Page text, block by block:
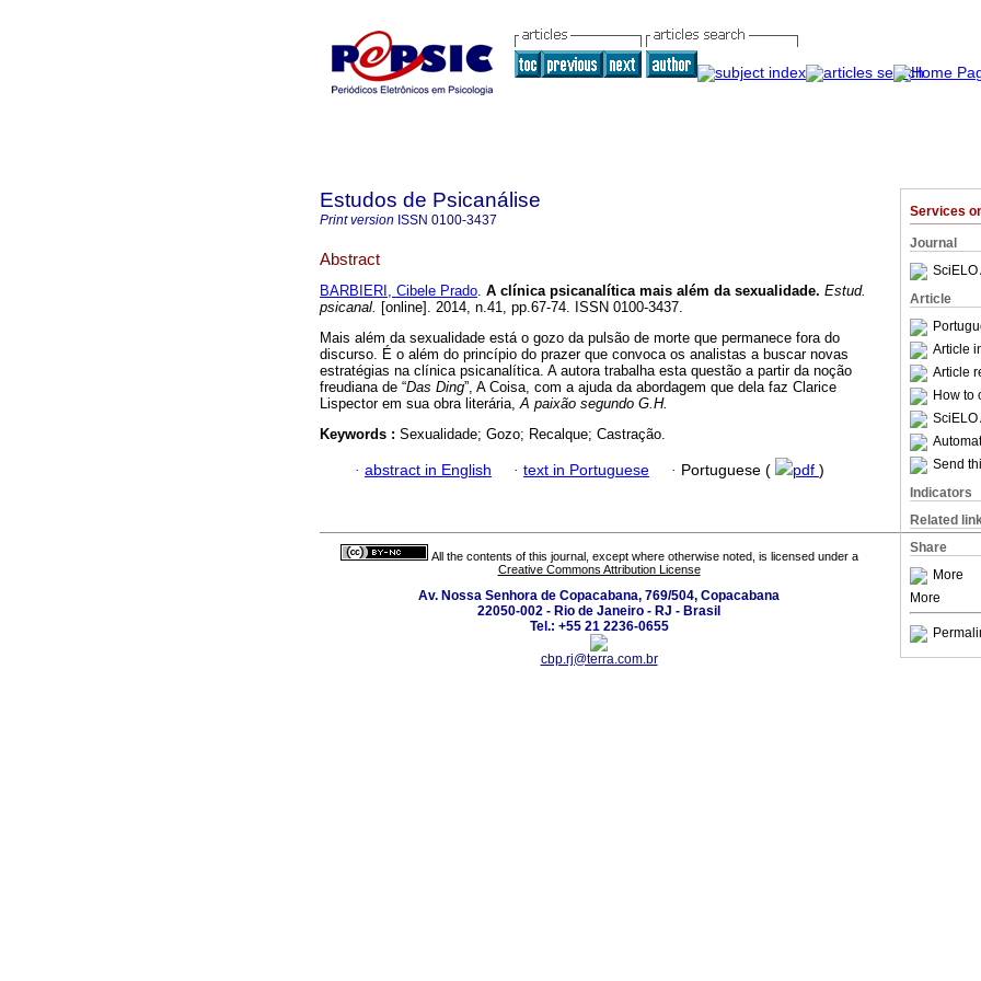
Services
Journal
SciELO
Article
Article
Article
How to
SciELO
Send
Indicators
Related
Share
More
More
Estudos de Psicanálise
Print version ISSN 0100-3437
Abstract
BARBIERI, Cibele Prado. A clínica psicanalítica mais além da sexualidade. Estud.
psicanal. [online]. 2014, n.41, pp.67-74. ISSN 0100-3437.
Mais além da sexualidade está o gozo da pulsão de morte que permanece fora do
discurso. É o além do princípio do prazer que convoca os analistas a buscar novas
estratégias na clínica psicanalítica. A autora trabalha esta questão a partir da noção
freudiana de “Das Ding”, A Coisa, com a ajuda da abordagem que dela faz Clarice
Lispector em sua obra literária,A paixão segundo G.H.
Keywords : Sexualidade; Gozo; Recalque; Castração.
· abstract in English · text in Portuguese · Portuguese ( pdf )
All the contents of this journal, except where otherwise noted, is licensed under a
Creative Commons Attribution License
Av. Nossa Senhora de Copacabana, 769/504, Copacabana
22050-002 - Rio de Janeiro - RJ - Brasil
Tel.: +55 21 2236-0655
cbp.rj@terra.com.br